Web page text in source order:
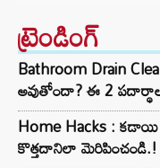
ట్రెండింగ్‌
Bathroom Drain
అవుతోందా? ఈ 2
Home Hacks :
కొత్తదానిలా మెరిపించండి.!